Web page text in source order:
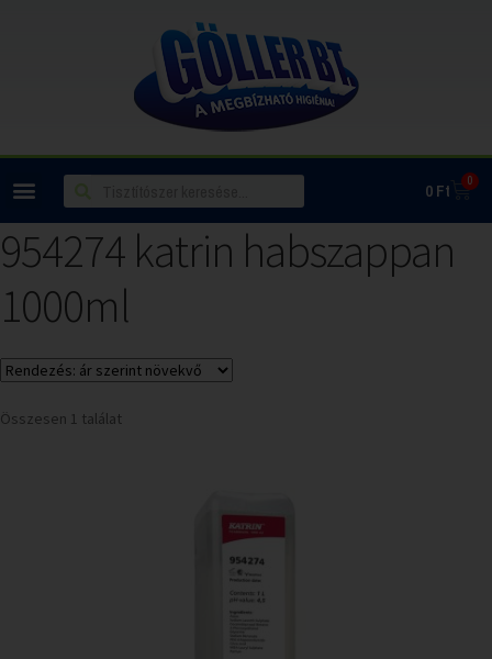
0Ft 0
954274 katrin habszappan
1000ml
Összesen 1 találat